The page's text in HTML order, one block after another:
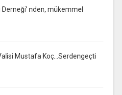
Derneği’ nden, mükemmel
Mustafa Koç…Serdengeçti